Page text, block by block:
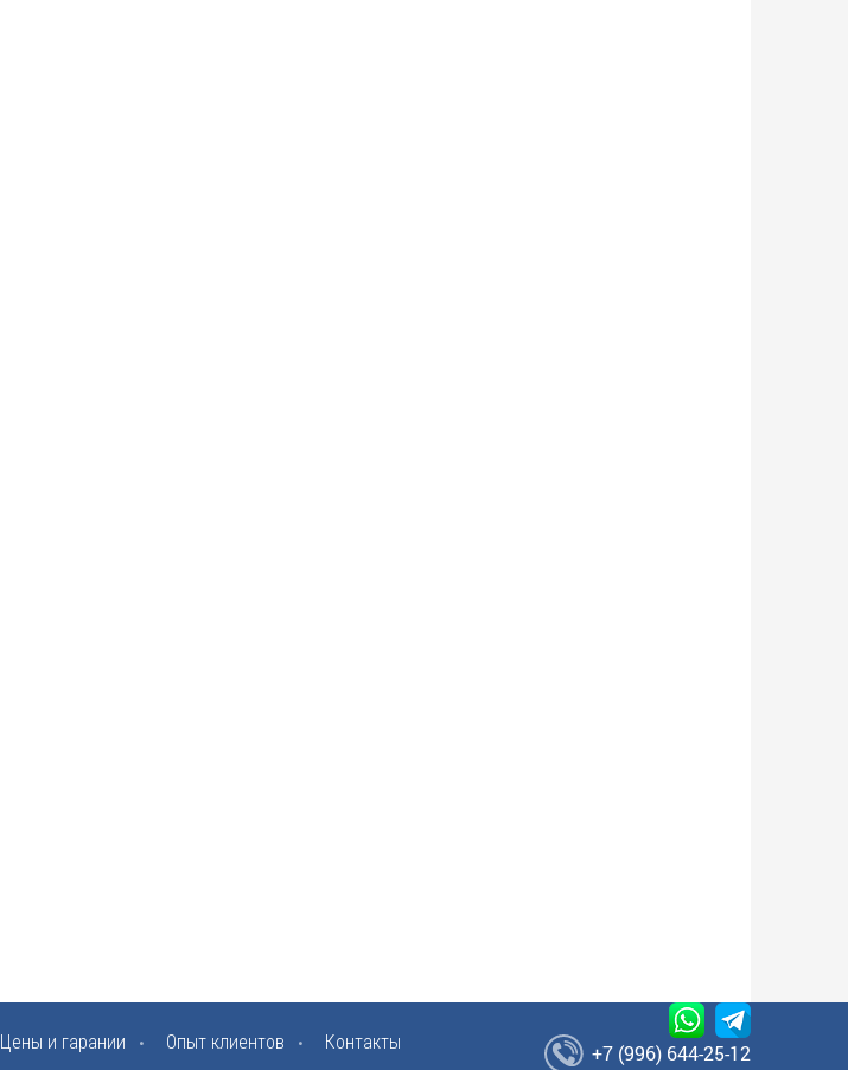
Цены и гарании Опыт клиентов Контакты +7 (996) 644-25-12